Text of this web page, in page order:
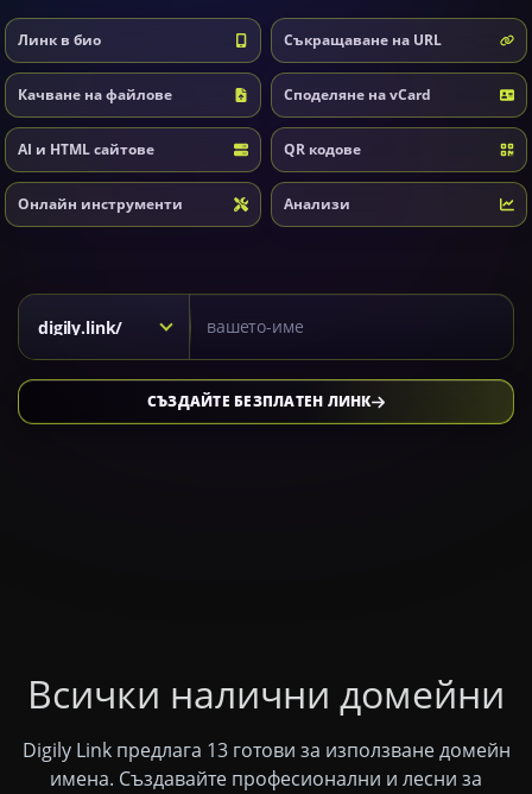
Линк в био Съкращаване на URL
Качване на файлове Споделяне на vCard
AI и HTML сайтове QR кодове
Онлайн инструменти Анализи
Kısa link için alan adı seçiniz
digily.link/
СЪЗДАЙТЕ БЕЗПЛАТЕН ЛИНК
Всички налични домейни
Digily Link предлага 13 готови за използване домейн
имена. Създавайте професионални и лесни за